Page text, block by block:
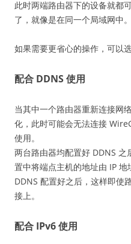
此时两端路由器下的设备就都
了，就像是在同一个局域网中。
如果需要更省心的操作，可以
配合 DDNS 使用
当其中一个路由器重新连接网
化，此时可能会无法连接
使用。
两台路由器均配置好 DDNS
置中将端点主机的地址由 IP 地
DDNS 配置好之后，这样即使
接上。
配合 IPv6 使用